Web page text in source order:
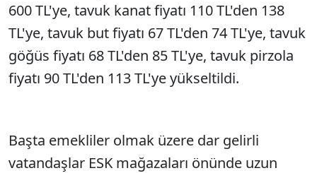
600 TL'ye, tavuk kanat fiyatı 110 TL'den 138
TL'ye, tavuk but fiyatı 67 TL'den 74 TL'ye, tavuk
göğüs fiyatı 68 TL'den 85 TL'ye, tavuk pirzola
fiyatı 90 TL'den 113 TL'ye yükseltildi.
Başta emekliler olmak üzere dar gelirli
vatandaşlar ESK mağazaları önünde uzun